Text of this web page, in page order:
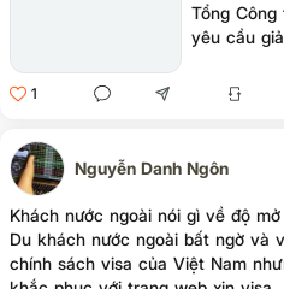
Tổng
yêu cầu
nhà ga
1
Nguyễn Danh Ngôn
Khách nước ngoài nói gì về độ
Du khách nước ngoài bất ngờ và
chính sách visa của Việt Nam